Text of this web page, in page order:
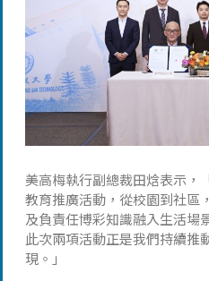
美高梅執行副總裁田焓表示，
教育推廣活動，從校園到社區
及負責任博彩知識融入生活場
此次兩項活動正是我們持續推
現。」